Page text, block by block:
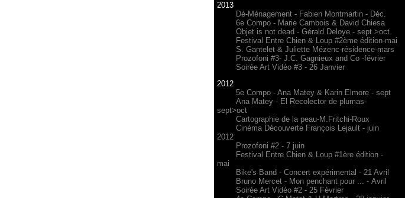
2013
Dé-Ménagement - Fabien Montmartin - Déc.
6e Compo - Marie Cambois & David Chiesa
Objet is not dead - Gérald Deloye - sept.>oct.
Festival Entre Chien & Loup #2ème édition-mai
S. Gantelet & Juliette Mézenc-résidence-mars
Prozofoni #3- J.C. Gagnieux and Co -février
Soirée Art Vidéo #3 - 26 Janvier
2012
5e Compo - Ana Matey & Karin Elmore - sept
Ana Matey - El Recolector de plumas-
sept>oct
Cartographie de la peau-M.Fritchi-Roux
Cinéma Découverte François Lejault - juin
2012
Prozofoni #2 - 7 juin
Festival Entre Chien & Loup #1ère édition -
mai
Bike's Band - Concert expérimental - 21 Avril
Bruno Mercet - Mon penchant pour ... - Avril
Soirée Art Vidéo #2 - 25 Février